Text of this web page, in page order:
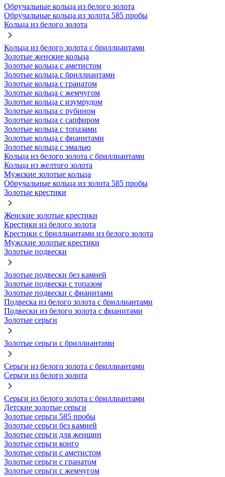
Обручальные кольца из белого золота
Обручальные кольца из золота 585 пробы
Кольца из белого золота
Кольца из белого золота с бриллиантами
Золотые женские кольца
Золотые кольца с аметистом
Золотые кольца с бриллиантами
Золотые кольца с гранатом
Золотые кольца с жемчугом
Золотые кольца с изумрудом
Золотые кольца с рубином
Золотые кольца с сапфиром
Золотые кольца с топазами
Золотые кольца с фианитами
Золотые кольца с эмалью
Кольца из белого золота с бриллиантами
Кольца из желтого золота
Мужские золотые кольца
Обручальные кольца из золота 585 пробы
Золотые крестики
Женские золотые крестики
Крестики из белого золота
Крестики с бриллиантами из белого золота
Мужские золотые крестики
Золотые подвески
Золотые подвески без камней
Золотые подвески с топазом
Золотые подвески с фианитами
Подвеска из белого золота с бриллиантами
Подвески из белого золота с фианитами
Золотые серьги
Золотые серьги с бриллиантами
Серьги из белого золота с бриллиантами
Серьги из белого золота
Серьги из белого золота с бриллиантами
Детские золотые серьги
Золотые серьги 585 пробы
Золотые серьги без камней
Золотые серьги для женщин
Золотые серьги конго
Золотые серьги с аметистом
Золотые серьги с гранатом
Золотые серьги с жемчугом